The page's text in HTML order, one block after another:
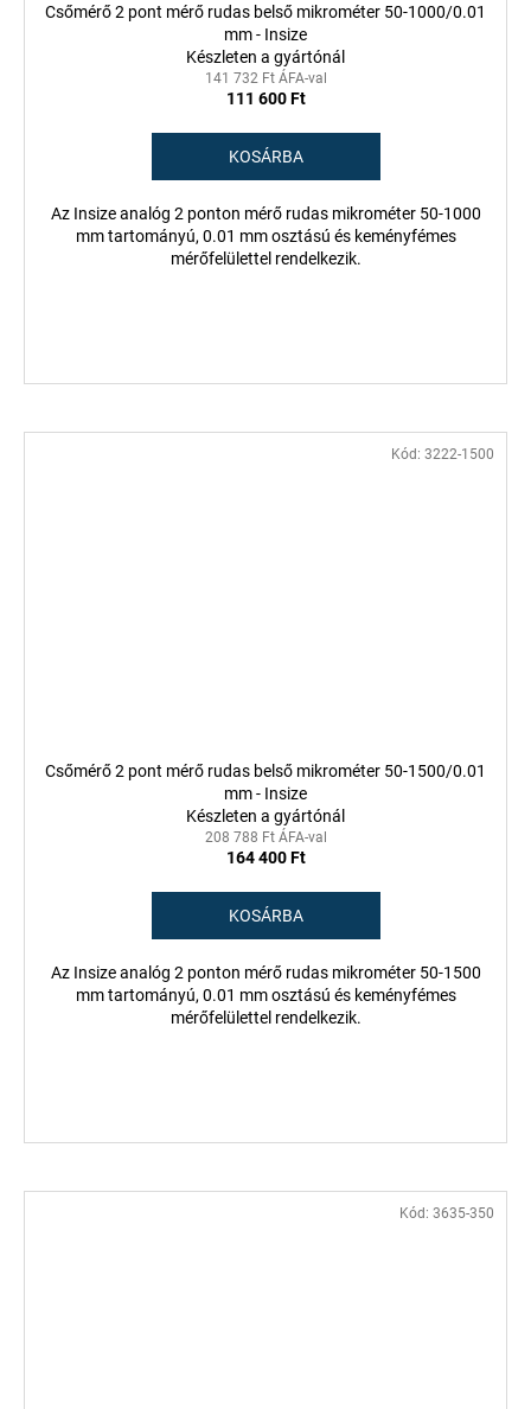
Csőmérő 2 pont mérő rudas belső mikrométer 50-1000/0.01
mm - Insize
Készleten a gyártónál
141 732 Ft ÁFA-val
111 600 Ft
KOSÁRBA
Az Insize analóg 2 ponton mérő rudas mikrométer 50-1000
mm tartományú, 0.01 mm osztású és keményfémes
mérőfelülettel rendelkezik.
Csőmérő 2 pont mérő rudas belső mikrométer 50-1500/0.01
mm - Insize
Készleten a gyártónál
208 788 Ft ÁFA-val
164 400 Ft
KOSÁRBA
Az Insize analóg 2 ponton mérő rudas mikrométer 50-1500
mm tartományú, 0.01 mm osztású és keményfémes
mérőfelülettel rendelkezik.
Kód: 3222-1500
Kód: 3635-350